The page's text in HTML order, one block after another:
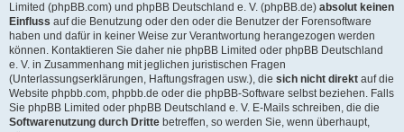
Limited (phpBB.com) und phpBB Deutschland e. V. (phpBB.de) absolut keinen
Einfluss auf die Benutzung oder den oder die Benutzer der Forensoftware
haben und dafür in keiner Weise zur Verantwortung herangezogen werden
können. Kontaktieren Sie daher nie phpBB Limited oder phpBB Deutschland
e. V. in Zusammenhang mit jeglichen juristischen Fragen
(Unterlassungserklärungen, Haftungsfragen usw.), die sich nicht direkt auf die
Website phpbb.com, phpbb.de oder die phpBB-Software selbst beziehen. Falls
Sie phpBB Limited oder phpBB Deutschland e. V. E-Mails schreiben, die die
Softwarenutzung durch Dritte betreffen, so werden Sie, wenn überhaupt,